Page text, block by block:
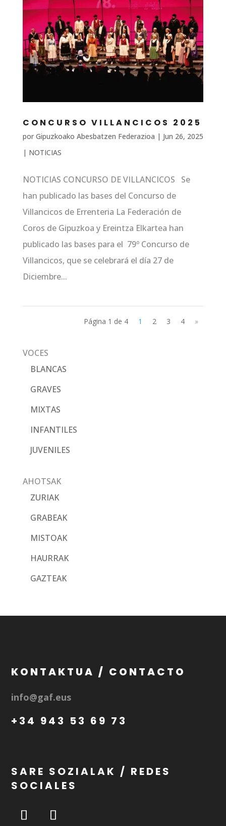
CONCURSO VILLANCICOS 2025
por Gipuzkoako Abesbatzen Federazioa | Jun 26, 2025
| NOTICIAS
NOTICIAS CONCURSO DE VILLANCICOS Se
han publicado las bases del Concurso de
Villancicos de Errenteria La Federación de
Coros de Gipuzkoa y Ereintza Elkartea han
publicado las bases para el 79º Concurso de
Villancicos, que se celebrará el día 27 de
Diciembre...
Página 1 de 4 1 2 3 4 »
VOCES
BLANCAS
GRAVES
MIXTAS
INFANTILES
JUVENILES
AHOTSAK
ZURIAK
GRABEAK
MISTOAK
HAURRAK
GAZTEAK
KONTAKTUA / CONTACTO
info@gaf.eus
+34 943 53 69 73
SARE SOZIALAK / REDES
SOCIALES